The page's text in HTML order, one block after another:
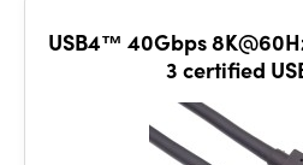
USB4™ 40Gbps
3 certified